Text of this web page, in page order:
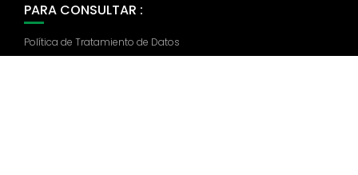
PARA CONSULTAR :
Política de Tratamiento de Datos